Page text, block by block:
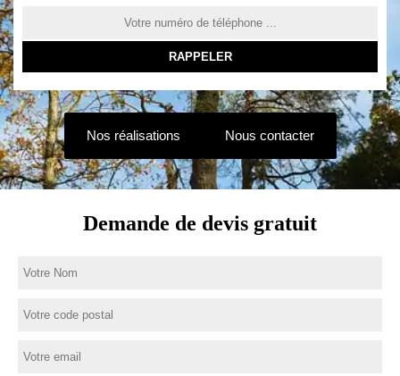
Nos réalisations Nous contacter
Demande de devis gratuit